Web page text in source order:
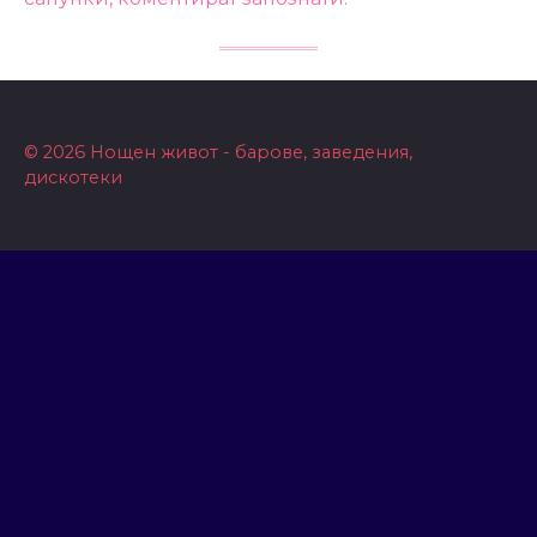
© 2026 Нощен живот - барове, заведения,
дискотеки